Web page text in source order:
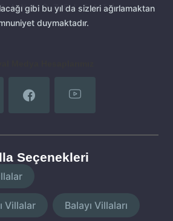
gibi bu yıl da sizleri ağırlamaktan
duymaktadır.
Seçenekleri
Villalar Balayı Villaları